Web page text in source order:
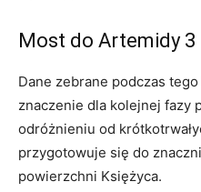
Most do Artemidy 3
Dane zebrane podczas
znaczenie dla kolejnej fazy
odróżnieniu od
przygotowuje się do
powierzchni Księżyca.